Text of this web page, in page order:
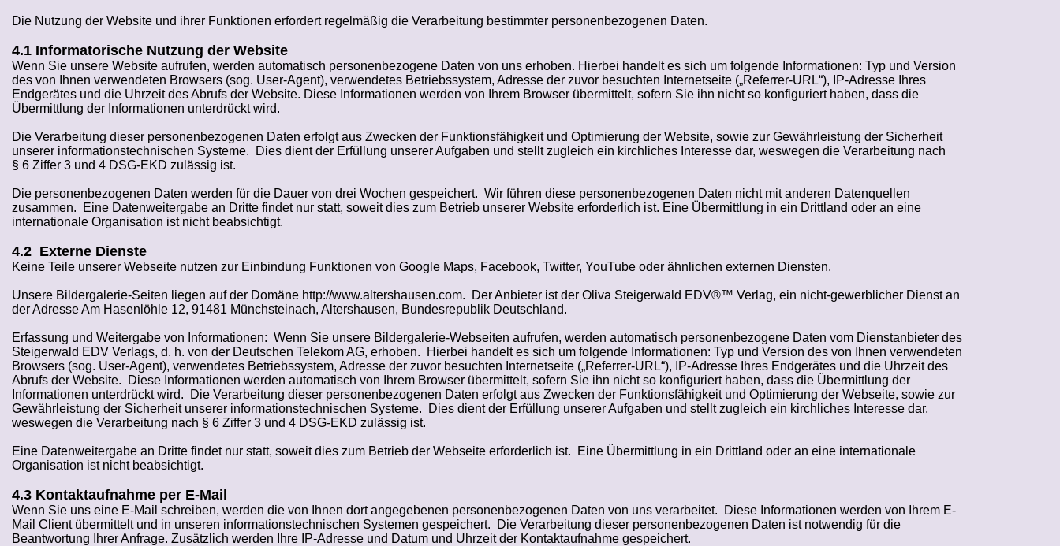
Die Nutzung der Website und ihrer Funktionen erfordert regelmäßig die Verarbeitung bestimmter personenbezogenen Daten.
4.1 Informatorische Nutzung der Website
Wenn Sie unsere Website aufrufen, werden automatisch personenbezogene Daten von uns erhoben. Hierbei handelt es sich um folgende Informationen: Typ und Version
des von Ihnen verwendeten Browsers (sog. User-Agent), verwendetes Betriebssystem, Adresse der zuvor besuchten Internetseite („Referrer-URL“), IP-Adresse Ihres
Endgerätes und die Uhrzeit des Abrufs der Website. Diese Informationen werden von Ihrem Browser übermittelt, sofern Sie ihn nicht so konfiguriert haben, dass die
Übermittlung der Informationen unterdrückt wird.
Die Verarbeitung dieser personenbezogenen Daten erfolgt aus Zwecken der Funktionsfähigkeit und Optimierung der Website, sowie zur Gewährleistung der Sicherheit
unserer informationstechnischen Systeme.
Dies dient der Erfüllung unserer Aufgaben und stellt zugleich ein kirchliches Interesse dar, weswegen die Verarbeitung nach
§ 6 Ziffer 3 und 4 DSG-EKD zulässig ist.
Die personenbezogenen Daten werden für die Dauer von drei Wochen gespeichert. Wir führen diese personenbezogenen Daten nicht mit anderen Datenquellen
zusammen.
Eine Datenweitergabe an Dritte findet nur statt, soweit dies zum Betrieb unserer Website erforderlich ist. Eine Übermittlung in ein Drittland oder an eine
internationale Organisation ist nicht beabsichtigt.
4.2 Externe Dienste
Keine Teile unserer Webseite nutzen zur Einbindung Funktionen von Google Maps, Facebook, Twitter, YouTube oder ähnlichen externen Diensten.
Unsere Bildergalerie-Seiten liegen auf der Domäne http://www.altershausen.com.
Der Anbieter ist der Oliva Steigerwald EDV®™ Verlag, ein nicht-gewerblicher Dienst an
der Adresse Am Hasenlöhle 12, 91481 Münchsteinach, Altershausen, Bundesrepublik Deutschland.
Erfassung und Weitergabe von Informationen: Wenn Sie unsere Bildergalerie-Webseiten aufrufen, werden automatisch personenbezogene Daten vom Dienstanbieter des
Steigerwald EDV Verlags, d. h. von der Deutschen Telekom AG, erhoben.
Hierbei handelt es sich um folgende Informationen: Typ und Version des von Ihnen verwendeten
Browsers (sog. User-Agent), verwendetes Betriebssystem, Adresse der zuvor besuchten Internetseite („Referrer-URL“), IP-Adresse Ihres Endgerätes und die Uhrzeit des
Abrufs der Website.
Diese Informationen werden automatisch von Ihrem Browser übermittelt, sofern Sie ihn nicht so konfiguriert haben, dass die Übermittlung der
Informationen unterdrückt wird.
Die Verarbeitung dieser personenbezogenen Daten erfolgt aus Zwecken der Funktionsfähigkeit und Optimierung der Webseite, sowie zur
Gewährleistung der Sicherheit unserer informationstechnischen Systeme.
Dies dient der Erfüllung unserer Aufgaben und stellt zugleich ein kirchliches Interesse dar,
weswegen die Verarbeitung nach § 6 Ziffer 3 und 4 DSG-EKD zulässig ist.
Eine Datenweitergabe an Dritte findet nur statt, soweit dies zum Betrieb der Webseite erforderlich ist.
Eine Übermittlung in ein Drittland oder an eine internationale
Organisation ist nicht beabsichtigt.
4.3 Kontaktaufnahme per E-Mail
Wenn Sie uns eine E-Mail schreiben, werden die von Ihnen dort angegebenen personenbezogenen Daten von uns verarbeitet.
Diese Informationen werden von Ihrem E-
Mail Client übermittelt und in unseren informationstechnischen Systemen gespeichert.
Die Verarbeitung dieser personenbezogenen Daten ist notwendig für die
Beantwortung Ihrer Anfrage. Zusätzlich werden Ihre IP-Adresse und Datum und Uhrzeit der Kontaktaufnahme gespeichert.